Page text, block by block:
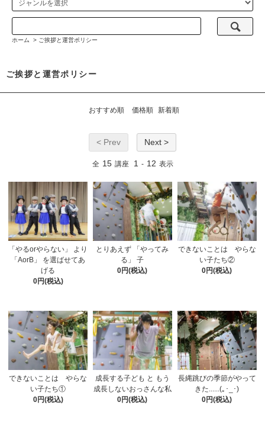
ホーム > ご挨拶と運営ポリシー
ご挨拶と運営ポリシー
おすすめ順 価格順 新着順
< Prev Next >
全 15 講座 1 - 12 表示
「やるorやらない」 より
「AorB」 を選ばせてあ
げる
0円(税込)
とりあえず 「やってみ
る」 子
0円(税込)
できないことは やらな
い子たち②
0円(税込)
できないことは やらな
い子たち①
0円(税込)
成長する子ども と もう
成長しないおっさんな私
0円(税込)
長縄跳びの季節がやって
きた......(｡･_･)
0円(税込)